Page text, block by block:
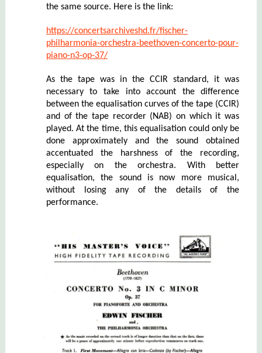
the same source. Here is the link:
https://concertsarchiveshd.fr/fischer-
philharmonia-orchestra-beethoven-concerto-pour-
piano-n3-op-37/
As the tape was in the CCIR standard, it was
necessary to take into account the difference
between the equalisation curves of the tape (CCIR)
and of the tape recorder (NAB) on which it was
played. At the time, this equalisation could only be
done approximately and the sound obtained
accentuated the harshness of the recording,
especially on the orchestra. With better
equalisation, the sound is now more musical,
without losing any of the details of the
performance.